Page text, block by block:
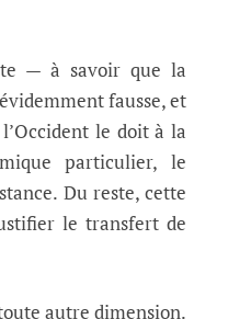
— à savoir que la
fausse, et
le doit à la
particulier, le
Du reste, cette
le transfert de
autre dimension.